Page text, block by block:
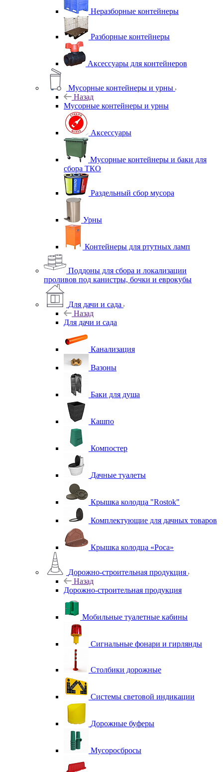
Неразборные контейнеры
Разборные контейнеры
Аксессуары для контейнеров
Мусорные контейнеры и урны
Назад
Мусорные контейнеры и урны
Аксессуары
Мусорные контейнеры и баки для
сбора ТКО
Раздельный сбор мусора
Урны
Контейнеры для ртутных ламп
Поддоны для сбора и локализации
проливов под канистры, бочки и еврокубы
Для дачи и сада
Назад
Для дачи и сада
Канализация
Вазоны
Баки для душа
Кашпо
Компостер
Дачные туалеты
Крышка колодца "Rostok"
Комплектующие для дачных товаров
Крышка колодца «Роса»
Дорожно-строительная продукция
Назад
Дорожно-строительная продукция
Мобильные туалетные кабины
Сигнальные фонари и гирлянды
Столбики дорожные
Системы световой индикации
Дорожные буферы
Мусоросбросы